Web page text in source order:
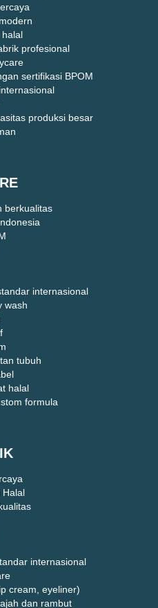
halal
profesional
sertifikasi BPOM
produksi besar
berkualitas
internasional
wash
tubuh
halal
formula
Halal
internasional
cream, eyeliner)
dan rambut